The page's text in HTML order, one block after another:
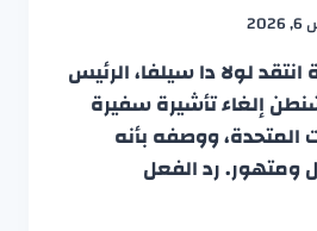
انتقد لولا دا سيلفا، الرئيس
إلغاء تأشيرة سفيرة
المتحدة، ووصفه بأنه
رد الفعل